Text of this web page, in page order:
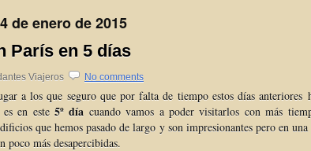
de enero de 2015
París en 5 días
Viajeros No comments
a los que seguro que por falta de tiempo estos días anteriores
en este5º día cuando vamos a poder visitarlos con más
que hemos pasado de largo y son impresionantes pero en
poco más desapercibidas.